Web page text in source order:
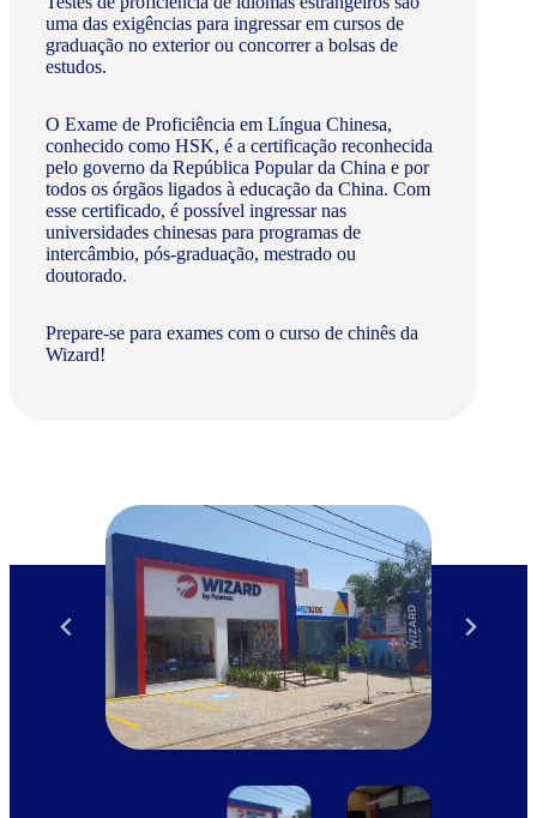
uma das exigências para ingressar em cursos de
graduação no exterior ou concorrer a bolsas de
estudos.
O Exame de Proficiência em Língua Chinesa,
conhecido como HSK, é a certificação reconhecida
pelo governo da República Popular da China e por
todos os órgãos ligados à educação da China. Com
esse certificado, é possível ingressar nas
universidades chinesas para programas de
intercâmbio, pós-graduação, mestrado ou
doutorado.
Prepare-se para exames com o curso de chinês da
Wizard!